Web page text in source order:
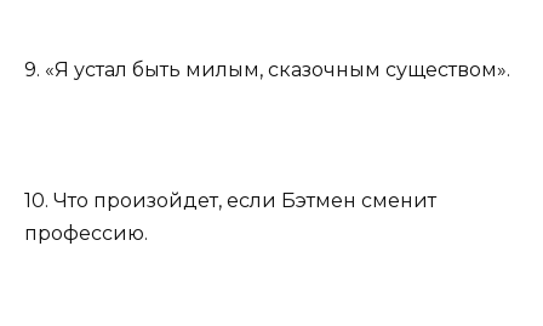
9. «Я устал быть милым, сказочным существом».
10. Что произойдет, если Бэтмен сменит
профессию.